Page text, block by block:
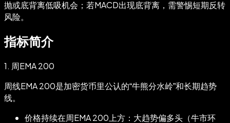
抛或底背离低吸机会；若MACD出现底背离，需警惕短期反转
风险。
指标简介
1. 周EMA 200
周线EMA 200是加密货币里公认的“牛熊分水岭”和长期趋势
线。
价格持续在周EMA 200上方：大趋势偏多头（牛市环